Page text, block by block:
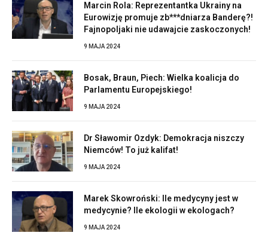
Marcin Rola: Reprezentantka Ukrainy na
Eurowizję promuje zb***dniarza Banderę?!
Fajnopoljaki nie udawajcie zaskoczonych!
9 MAJA 2024
Bosak, Braun, Piech: Wielka koalicja do
Parlamentu Europejskiego!
9 MAJA 2024
Dr Sławomir Ozdyk: Demokracja niszczy
Niemców! To już kalifat!
9 MAJA 2024
Marek Skowroński: Ile medycyny jest w
medycynie? Ile ekologii w ekologach?
9 MAJA 2024